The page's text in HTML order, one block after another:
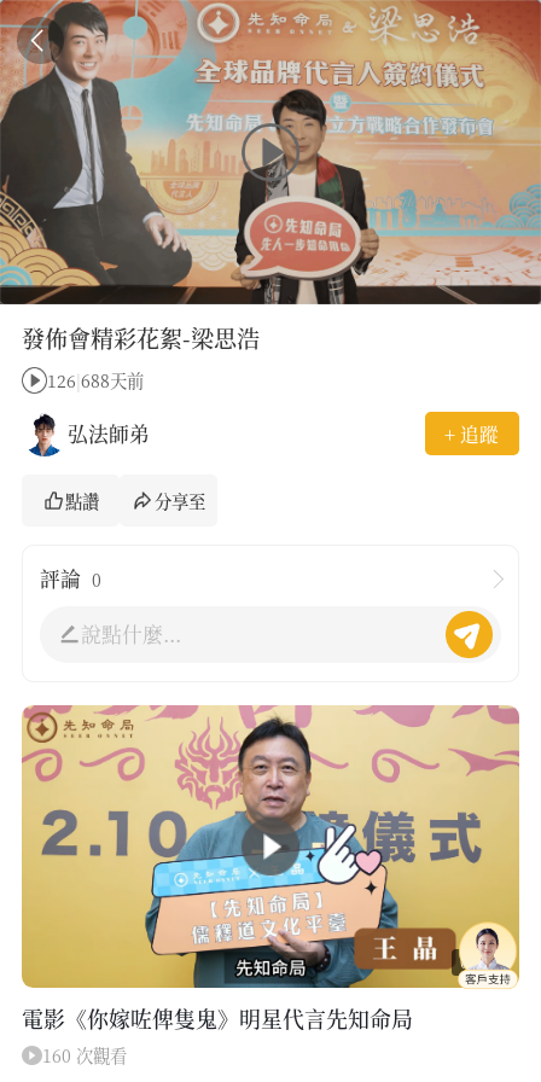
發佈會精彩花絮-梁思浩
126 |688天前
弘法師弟 + 追蹤
點讚 分享至
評論 0
說點什麼...
00:38
電影《你嫁咗俾隻鬼》明星代言先知命局
160 次觀看